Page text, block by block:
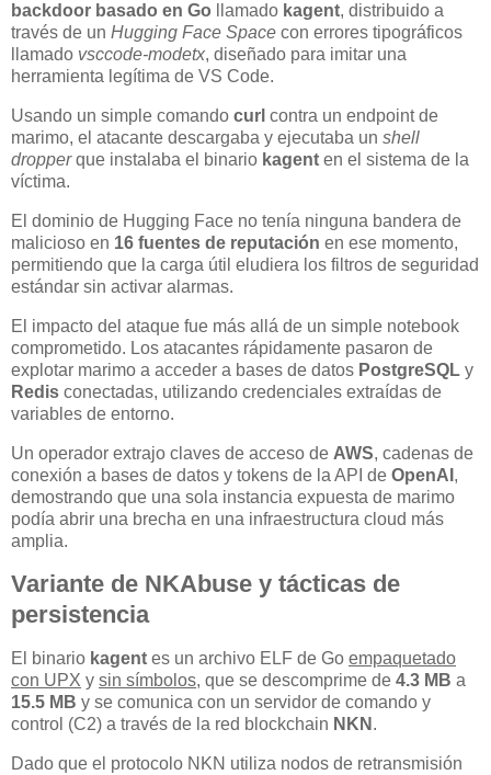
backdoor basado en Go llamado kagent, distribuido a
través de un Hugging Face Space con errores tipográficos
llamado vsccode-modetx, diseñado para imitar una
herramienta legítima de VS Code.
Usando un simple comando curl contra un endpoint de
marimo, el atacante descargaba y ejecutaba un shell
dropperque instalaba el binario kagent en el sistema de la
víctima.
El dominio de Hugging Face no tenía ninguna bandera de
malicioso en 16 fuentes de reputación en ese momento,
permitiendo que la carga útil eludiera los filtros de seguridad
estándar sin activar alarmas.
El impacto del ataque fue más allá de un simple notebook
comprometido. Los atacantes rápidamente pasaron de
explotar marimo a acceder a bases de datos PostgreSQL y
Redis conectadas, utilizando credenciales extraídas de
variables de entorno.
Un operador extrajo claves de acceso de AWS, cadenas de
conexión a bases de datos y tokens de la API de OpenAI ,
demostrando que una sola instancia expuesta de marimo
podía abrir una brecha en una infraestructura cloud más
amplia.
Variante de NKAbuse y tácticas de
persistencia
El binario kagent es un archivo ELF de Go empaquetado
con UPX y sin símbolos, que se descomprime de 4.3 MB a
15.5 MB y se comunica con un servidor de comando y
control (C2) a través de la red blockchain NKN .
Dado que el protocolo NKN utiliza nodos de retransmisión